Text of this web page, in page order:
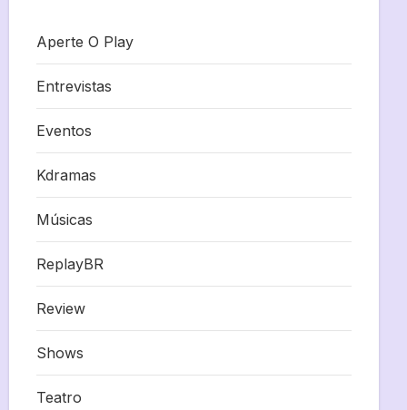
Aperte O Play
Entrevistas
Eventos
Kdramas
Músicas
ReplayBR
Review
Shows
Teatro